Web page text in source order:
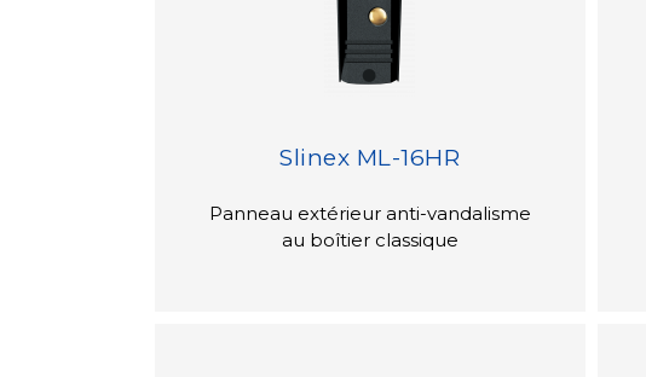
Slinex ML-16HR
Panneau extérieur anti-vandalisme
au boîtier classique